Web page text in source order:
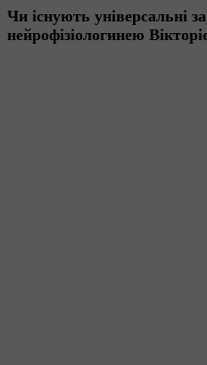
Чи існують універсальні
нейрофізіологинею